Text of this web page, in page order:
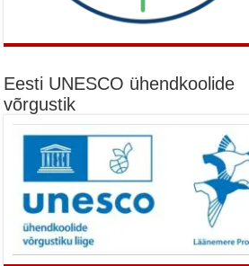
Eesti UNESCO ühendkoolide
võrgustik